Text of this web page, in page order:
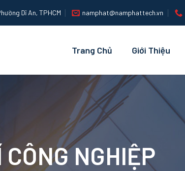
Dĩ An, TPHCM namphat@namphattech.vn
Trang Chủ Giới Thiệu
NGHIỆP